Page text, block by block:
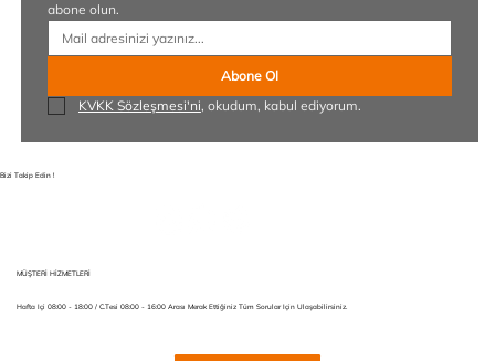
abone olun.
Abone Ol
KVKK Sözleşmesi'ni, okudum, kabul ediyorum.
Bizi Takip Edin !
Hafta Içi 08:00 - 18:00 / C.tesi 08:00 - 16:00 Arası Merak Ettiğiniz Tüm Sorular Için Ulaşabilirsiniz.
MÜŞTERİ HİZMETLERİ